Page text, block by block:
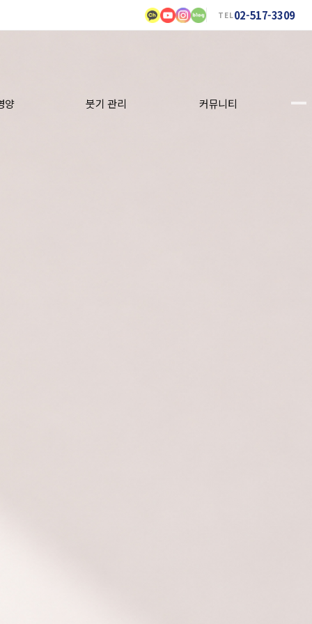
TEL 02-517-3309
양 붓기 관리 커뮤니티